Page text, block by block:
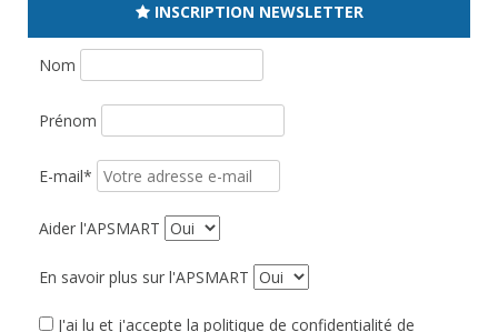
INSCRIPTION NEWSLETTER
Nom
Prénom
E-mail*
Aider l'APSMART
En savoir plus sur l'APSMART
J'ai lu et j'accepte la politique de confidentialité de